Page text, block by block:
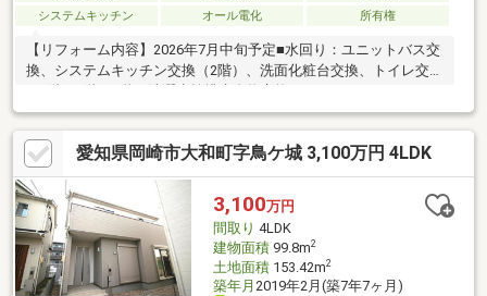
システムキッチン
オール電化 所有権
【リフォーム内容】2026年7月中旬予定■水回り：ユニットバス交
換、システムキッチン交換（2階）、洗面化粧台交換、トイレ交換
グ（1階、3階）■内装：全室クロス貼替え、クッションフロア貼
替え（洗面所、トイレ3ヶ所）、畳表替え（2階畳コーナー）、障
子襖張替え、全室網戸張替、ダウンライト交換設置、トイレ換気
扇交換（1階、2階、3階）、スイッチコンセント交換、建具一部
リアテック■外装、その他：外壁塗装高圧洗浄、屋上バルコニー
防水工事、コーキング打ち替え、玄関鍵シリンダー交換、ハウス
クリーニング、エコキュート点検、エレベーター点検、他
愛知県岡崎市大和町字鳥ケ城 3,100万円 4LDK
3,100万円
間取り 4LDK
建物面積99.8m2
土地面積153.42m2
築年月 2019年2月(築7年7ヶ月)